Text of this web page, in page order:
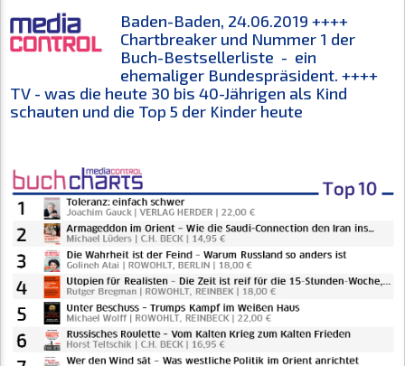
Baden-Baden, 24.06.2019 ++++
Chartbreaker und Nummer 1 der
Buch-Bestsellerliste - ein
ehemaliger Bundespräsident. ++++
TV - was die heute 30 bis 40-Jährigen als Kind
schauten und die Top 5 der Kinder heute